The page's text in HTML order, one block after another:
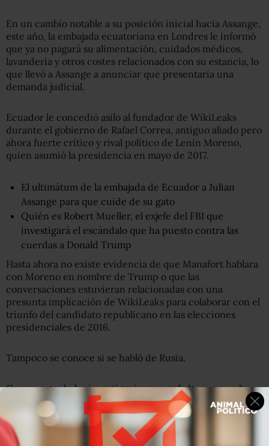
En un cambio notable a su posición inicial hacia Assange,
este año, la embajada ecuatoriana en Londres le informó
que ya no pagará su alimentación, cuidados médicos,
lavandería y otros costes relacionados con su estancia, lo
que llevó a Assange a anunciar que presentaría una
demanda judicial.
Ecuador le concedió asilo al fundador de WikiLeaks
durante el gobierno de Rafael Correa, antiguo aliado pero
ahora fuerte crítico y rival político de Lenín Moreno,
quien asumió la presidencia en mayo de 2017.
El ultimátum de la embajada de Ecuador a Julian
Assange para que cuide de su gato
Quién es Robert Mueller, el exjefe del FBI que
investigará el escándalo que ha puesto contra las
cuerdas a Donald Trump
Hasta ahora no existe evidencia de que Manafort hablara
con Moreno en nombre de Trump o que las
conversaciones estuvieran relacionadas con una
presunta implicación de WikiLeaks para colaborar con el
triunfo del candidato republicano en las elecciones
presidenciales de 2016.
Tampoco se conoce si se habló de Rusia.
Como parte de las investigaciones por la "trama rusa",
Manafort enfrenta más de una década en prisión por
cargos que incluyen lavado de dinero, fraude fiscal, no
informar cuentas bancarias extranjeras y manipulación
de testigos.